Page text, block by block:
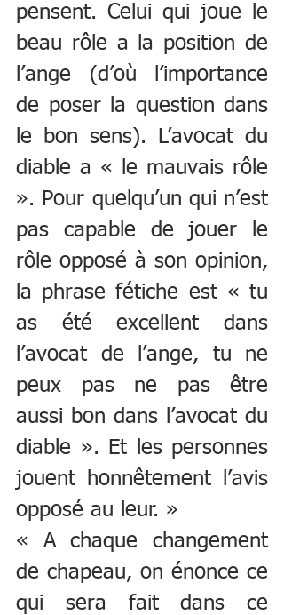
pensent. Celui qui joue le
beau rôle a la position de
l’ange (d’où l’importance
de poser la question dans
le bon sens). L’avocat du
diable a « le mauvais rôle
». Pour quelqu’un qui n’est
pas capable de jouer le
rôle opposé à son opinion,
la phrase fétiche est « tu
as été excellent dans
l’avocat de l’ange, tu ne
peux pas ne pas être
aussi bon dans l’avocat du
diable ». Et les personnes
jouent honnêtement l’avis
opposé au leur. »
« A chaque changement
de chapeau, on énonce ce
qui sera fait dans ce